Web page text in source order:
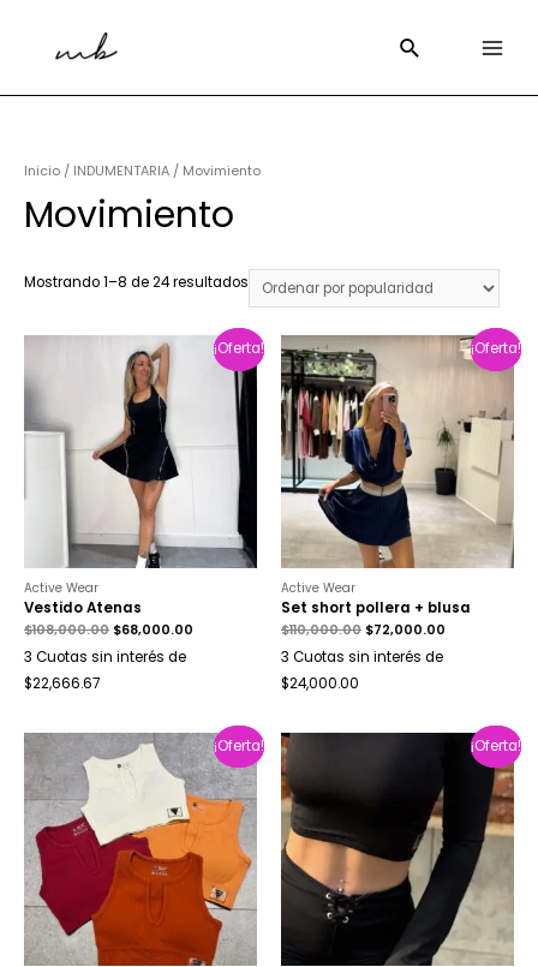
Inicio / INDUMENTARIA / Movimiento
Movimiento
Mostrando 1–8 de 24 resultados
¡Oferta!
¡Oferta!
Active Wear
Vestido Atenas
$108,000.00 $68,000.00
3 Cuotas sin interés de
$22,666.67
¡Oferta!
¡Oferta!
Active Wear
Set short pollera + blusa
$110,000.00 $72,000.00
3 Cuotas sin interés de
$24,000.00
¡Oferta!
¡Oferta! ¡Oferta!
¡Oferta!